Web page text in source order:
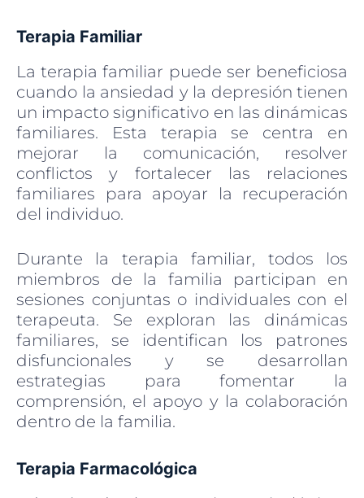
Terapia Familiar
La terapia familiar puede ser beneficiosa
cuando la ansiedad y la depresión tienen
un impacto significativo en las dinámicas
familiares. Esta terapia se centra en
mejorar la comunicación, resolver
conflictos y fortalecer las relaciones
familiares para apoyar la recuperación
del individuo.
Durante la terapia familiar, todos los
miembros de la familia participan en
sesiones conjuntas o individuales con el
terapeuta. Se exploran las dinámicas
familiares, se identifican los patrones
disfuncionales y se desarrollan
estrategias para fomentar la
comprensión, el apoyo y la colaboración
dentro de la familia.
Terapia Farmacológica